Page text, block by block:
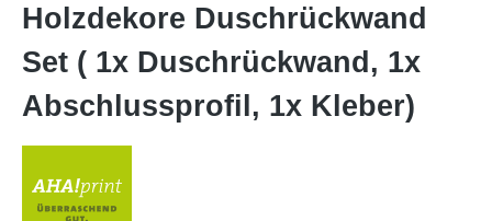
Holzdekore Duschrückwand
Set ( 1x Duschrückwand, 1x
Abschlussprofil, 1x Kleber)